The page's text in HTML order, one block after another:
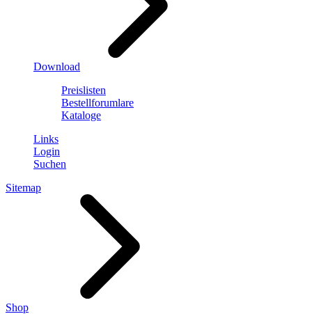
Download
Preislisten
Bestellforumlare
Kataloge
Links
Login
Suchen
Sitemap
Shop